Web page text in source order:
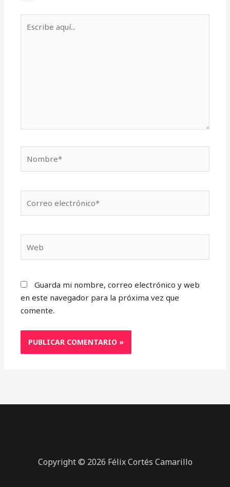
aquí...
electrónico*
Guarda mi nombre, correo electrónico y web
en este navegador para la próxima vez que
comente.
Copyright © 2026 Félix Cortés Camarillo